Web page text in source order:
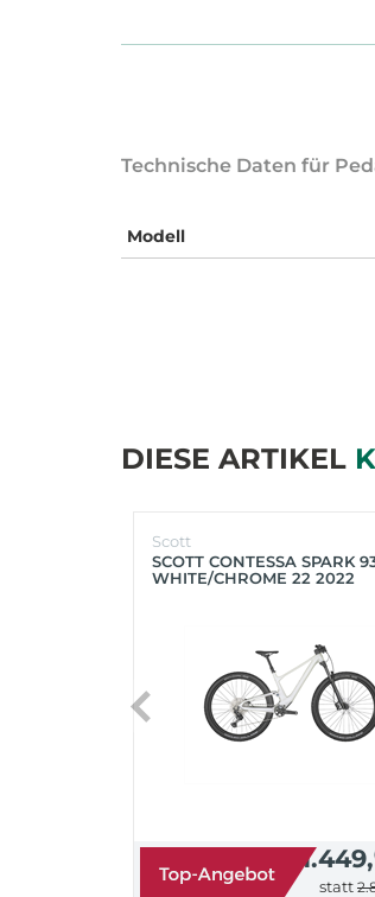
Technische Daten für
Modell
DIESE ARTIKEL
Scott
SCOTT CONTESSA SPARK
WHITE/CHROME 22 2022
1.449,
statt